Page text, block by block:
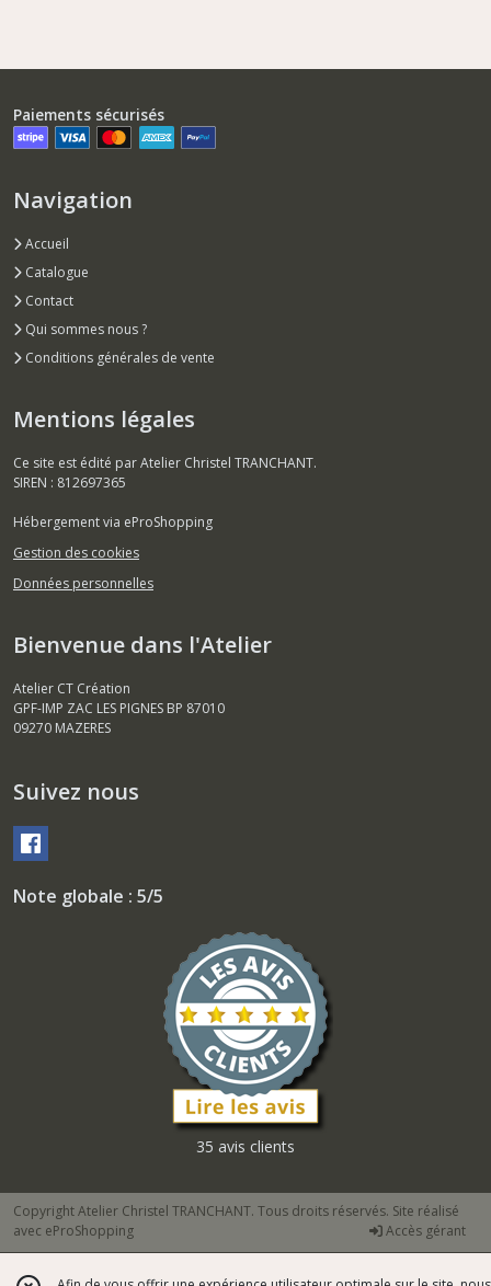
Paiements sécurisés
Navigation
Accueil
Catalogue
Contact
Qui sommes nous ?
Conditions générales de vente
Mentions légales
Ce site est édité par Atelier Christel TRANCHANT.
SIREN : 812697365
Hébergement via eProShopping
Gestion des cookies
Données personnelles
Bienvenue dans l'Atelier
Atelier CT Création
GPF-IMP ZAC LES PIGNES BP 87010
09270 MAZERES
Suivez nous
Note globale : 5/5
35 avis clients
Copyright Atelier Christel TRANCHANT. Tous droits réservés. Site réalisé
avec eProShopping Accès gérant